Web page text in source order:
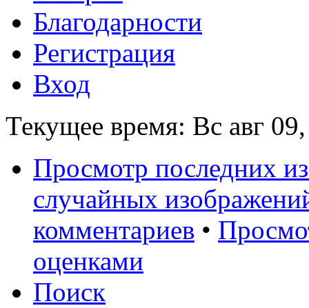
Благодарности
Регистрация
Вход
Текущее время: Вс авг
Просмотр последних
случайных
комментариев •
оценками
Поиск